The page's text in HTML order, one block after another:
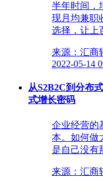
半年时间，
现月均兼职
选择，让上
来源：汇商
2022-05-14
从S2B2C到分布
式增长密码
企业经营的
本。如何做
是自己没有
来源：汇商